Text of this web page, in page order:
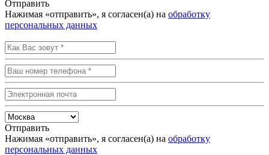
Отправить
Нажимая «отправить», я согласен(а) на обработку
персональных данных
Отправить
Нажимая «отправить», я согласен(а) на обработку
персональных данных